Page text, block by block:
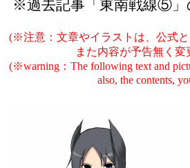
※過去記事「東南戦線⑤」
(※注意：文章やイラストは、公式
また内容が予告無く変更され
(※warning：The following text and
also, the contents, you may